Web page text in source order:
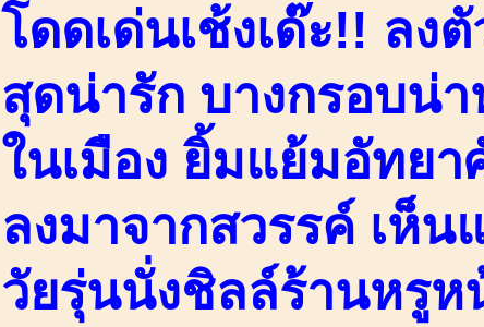
โดดเด่นเช้งเด๊ะ!! ลง
สุดน่ารัก บางกรอบน่
ในเมือง ยิ้มแย้มอัทย
ลงมาจากสวรรค์ เห็
วัยรุ่นนั่งชิลล์ร้านหรูห